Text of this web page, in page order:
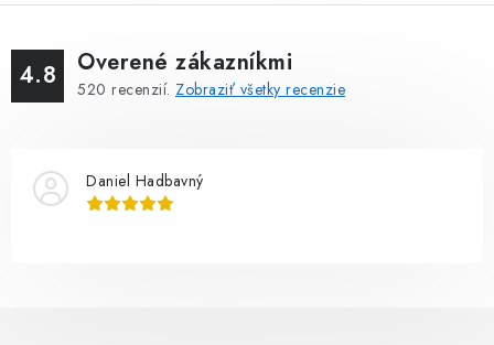
4.8 Overené zákazníkmi
520 recenzií. Zobraziť všetky recenzie
Daniel Hadbavný